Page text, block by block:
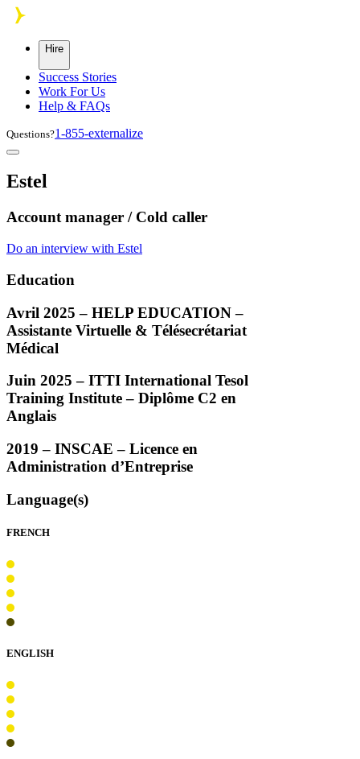
Skip to main content
Hire
Success Stories
Work For Us
Help & FAQs
Questions?1-855-externalize
Estel
Account manager / Cold caller
Do an interview with Estel
Education
Avril 2025 – HELP EDUCATION–
Assistante Virtuelle & Télésecrétariat
Médical
Juin 2025 – ITTI International Tesol
Training Institute – Diplôme C2 en
Anglais
2019 – INSCAE – Licence en
Administration d’Entreprise
Language(s)
FRENCH
ENGLISH